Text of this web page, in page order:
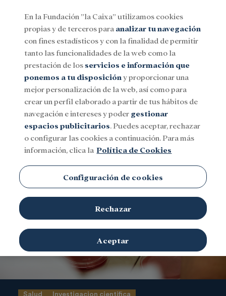
Menu
SocialInvestigación y becasCultura
En la Fundación ”la Caixa” utilizamos cookies
propias y de terceros para analizar tu navegación
con fines estadísticos y con la finalidad de permitir
tanto las funcionalidades de la web como la
prestación de los servicios e información que
ponemos a tu disposición y proporcionar una
mejor personalización de la web, así como para
crear un perfil elaborado a partir de tus hábitos de
navegación e intereses y poder gestionar
espacios publicitarios. Puedes aceptar, rechazar
o configurar las cookies a continuación. Para más
información, clica la Política de Cookies
Configuración de cookies
Rechazar
Aceptar